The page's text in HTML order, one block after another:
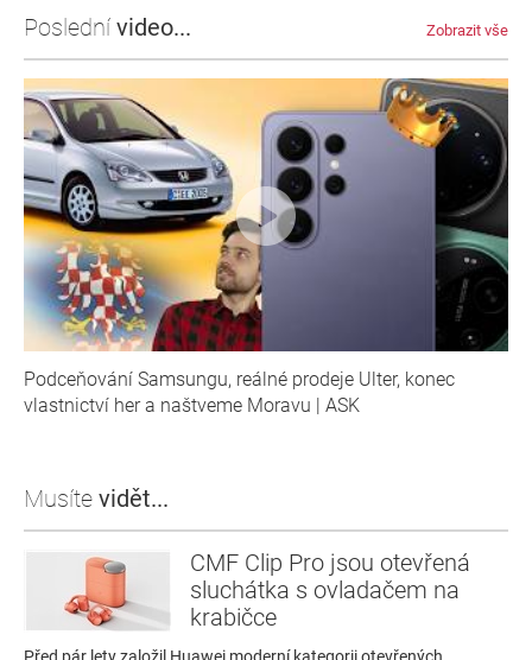
Poslední video... Zobrazit vše
Podceňování Samsungu, reálné prodeje Ulter, konec
vlastnictví her a naštveme Moravu | ASK
Musíte vidět...
CMF Clip Pro jsou otevřená
sluchátka s ovladačem na
krabičce
Před pár lety založil Huawei moderní kategorii otevřených